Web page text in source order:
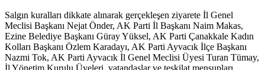
Salgın kuralları dikkate alınarak gerçekleşen ziyarete İl Genel
Meclisi Başkanı Nejat Önder, AK Parti İl Başkanı Naim Makas,
Ezine Belediye Başkanı Güray Yüksel, AK Parti Çanakkale Kadın
Kolları Başkanı Özlem Karadayı, AK Parti Ayvacık İlçe Başkanı
Nazmi Tok, AK Parti Ayvacık İl Genel Meclisi Üyesi Turan Tümay,